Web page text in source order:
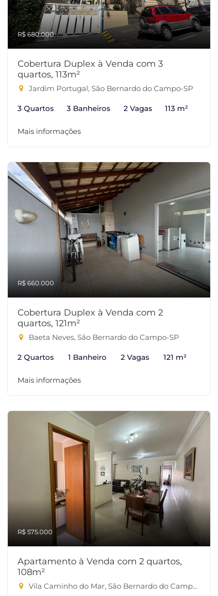
R$ 680.000
Cobertura Duplex à Venda com 3
quartos, 113m²
Jardim Portugal, São Bernardo do Campo-SP
3 Quartos 3 Banheiros 2 Vagas 113 m²
Mais informações
R$ 660.000
Cobertura Duplex à Venda com 2
quartos, 121m²
Baeta Neves, São Bernardo do Campo-SP
2 Quartos 1 Banheiro 2 Vagas 121 m²
Mais informações
R$ 575.000
Apartamento à Venda com 2 quartos,
108m²
Vila Caminho do Mar, São Bernardo do Campo-SP